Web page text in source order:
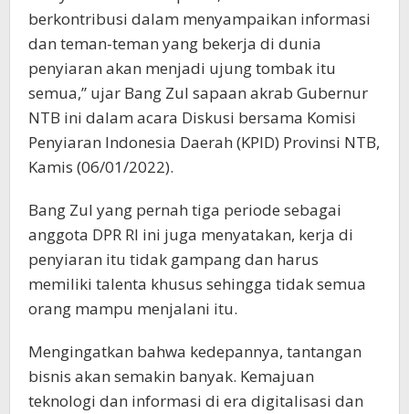
berkontribusi dalam menyampaikan informasi
dan teman-teman yang bekerja di dunia
penyiaran akan menjadi ujung tombak itu
semua,” ujar Bang Zul sapaan akrab Gubernur
NTB ini dalam acara Diskusi bersama Komisi
Penyiaran Indonesia Daerah (KPID) Provinsi NTB,
Kamis (06/01/2022).
Bang Zul yang pernah tiga periode sebagai
anggota DPR RI ini juga menyatakan, kerja di
penyiaran itu tidak gampang dan harus
memiliki talenta khusus sehingga tidak semua
orang mampu menjalani itu.
Mengingatkan bahwa kedepannya, tantangan
bisnis akan semakin banyak. Kemajuan
teknologi dan informasi di era digitalisasi dan